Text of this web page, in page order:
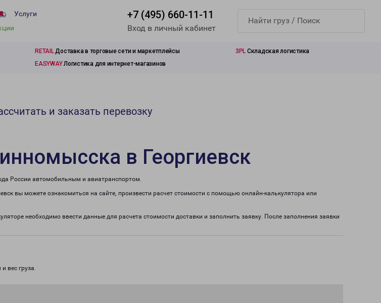
Услуги
+7 (495) 660-11-11
Вход в личный кабинет
RETAILДоставка в торговые сети и маркетплейсы 3PL Складская логистика
EASYWAYЛогистика для интернет-магазинов
и заказать перевозку
в Георгиевск
России автомобильным и авиатранспортом.
вы можете ознакомиться на сайте, произвести расчет стоимости с помощью онлайн-калькулятора или
необходимо ввести данные для расчета стоимости доставки и заполнить заявку. После заполнения заявки
вес груза.